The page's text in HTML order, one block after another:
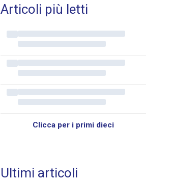
Articoli più letti
Clicca per i primi dieci
Ultimi articoli